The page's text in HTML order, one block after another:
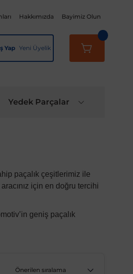
Hakkımızda Bayimiz Olun
Yap Yeni Üyelik
Yedek Parçalar
paçalık çeşitlerimiz ile
için en doğru tercihi
’in geniş paçalık